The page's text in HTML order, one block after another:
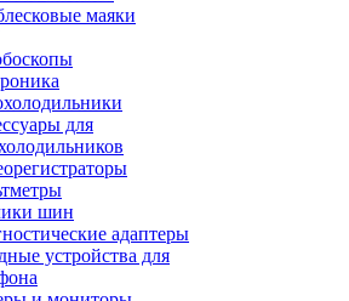
маяки
для
шин
адаптеры
устройства для